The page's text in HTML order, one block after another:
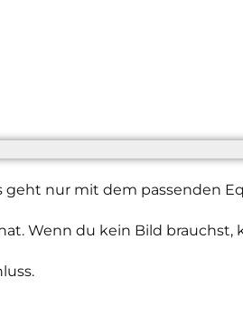
geht nur mit dem passenden
Wenn du kein Bild